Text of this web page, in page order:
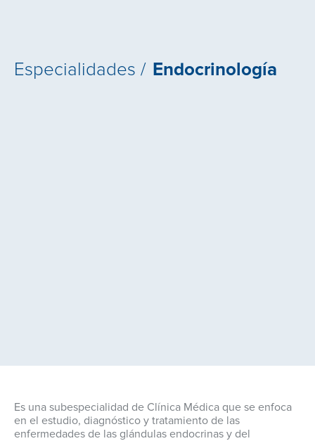
Especialidades / Endocrinología
Es una subespecialidad de Clínica Médica que se enfoca
en el estudio, diagnóstico y tratamiento de las
enfermedades de las glándulas endocrinas y del